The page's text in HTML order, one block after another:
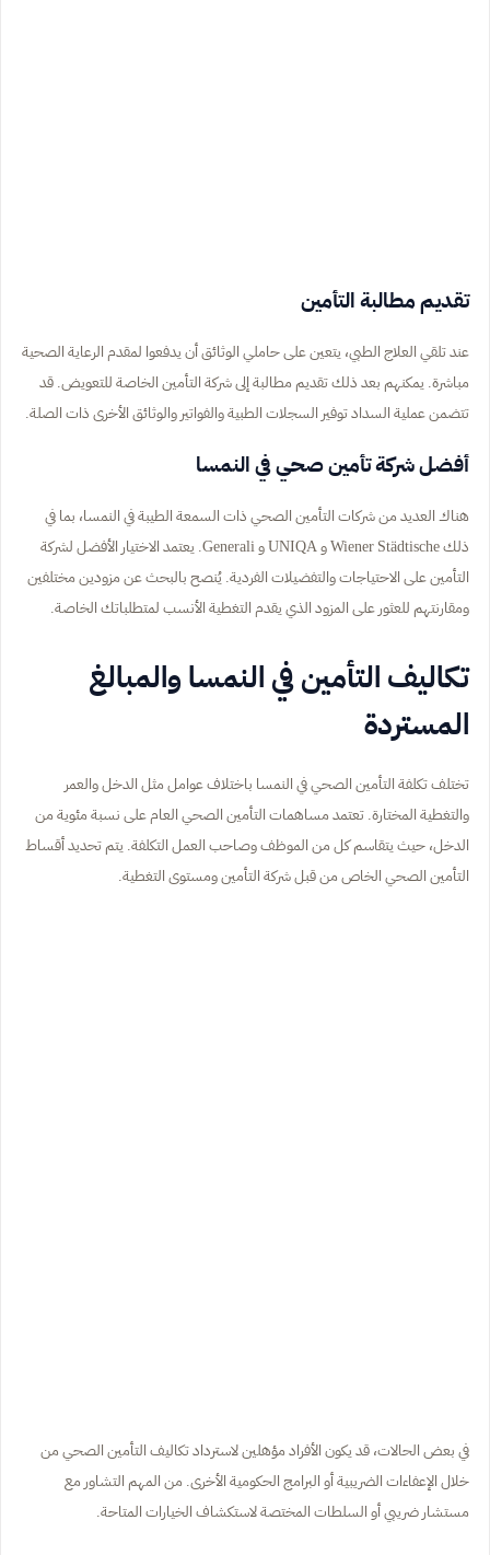
تقديم مطالبة التأمين
عند تلقي العلاج الطبي، يتعين على حاملي الوثائق أن يدفعوا لمقدم الرعاية الصحية
مباشرة. يمكنهم بعد ذلك تقديم مطالبة إلى شركة التأمين الخاصة للتعويض. قد
تتضمن عملية السداد توفير السجلات الطبية والفواتير والوثائق الأخرى ذات الصلة.
أفضل شركة تأمين صحي في النمسا
هناك العديد من شركات التأمين الصحي ذات السمعة الطيبة في النمسا، بما في
ذلك Wiener Städtische و UNIQA و Generali. يعتمد الاختيار الأفضل لشركة
التأمين على الاحتياجات والتفضيلات الفردية. يُنصح بالبحث عن مزودين مختلفين
ومقارنتهم للعثور على المزود الذي يقدم التغطية الأنسب لمتطلباتك الخاصة.
تكاليف التأمين في النمسا والمبالغ
المستردة
تختلف تكلفة التأمين الصحي في النمسا باختلاف عوامل مثل الدخل والعمر
والتغطية المختارة. تعتمد مساهمات التأمين الصحي العام على نسبة مئوية من
الدخل، حيث يتقاسم كل من الموظف وصاحب العمل التكلفة. يتم تحديد أقساط
التأمين الصحي الخاص من قبل شركة التأمين ومستوى التغطية.
في بعض الحالات، قد يكون الأفراد مؤهلين لاسترداد تكاليف التأمين الصحي من
خلال الإعفاءات الضريبية أو البرامج الحكومية الأخرى. من المهم التشاور مع
مستشار ضريبي أو السلطات المختصة لاستكشاف الخيارات المتاحة.